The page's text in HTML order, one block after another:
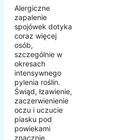
Alergiczne
zapalenie
spojówek dotyka
coraz więcej
osób,
szczególnie w
okresach
intensywnego
pylenia roślin.
Świąd, łzawienie,
zaczerwienienie
oczu i uczucie
piasku pod
powiekami
znacznie